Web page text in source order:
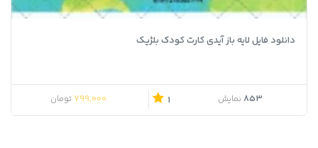
دانلود فایل لایه باز آیدی کارت کودک بلژیک
853 نمایش 1
799,000 تومان